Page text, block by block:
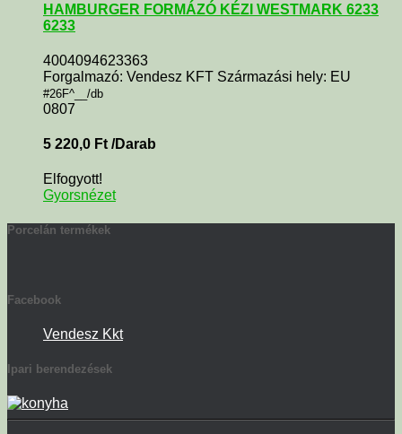
HAMBURGER FORMÁZÓ KÉZI WESTMARK 6233
6233
4004094623363
Forgalmazó: Vendesz KFT Származási hely: EU
#26F^__/db
0807
5 220,0 Ft /Darab
Elfogyott!
Gyorsnézet
Porcelán termékek
Facebook
Vendesz Kkt
Ipari berendezések